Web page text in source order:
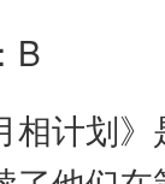
B
相计划